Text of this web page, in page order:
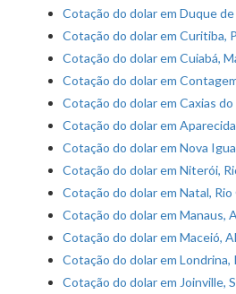
Cotação do dolar em Duque de
Cotação do dolar em Curitiba,
Cotação do dolar em Cuiabá,
Cotação do dolar em
Cotação do dolar em Caxias do
Cotação do dolar em
Cotação do dolar em Nova
Cotação do dolar em Niterói,
Cotação do dolar em Natal,
Cotação do dolar em Manaus,
Cotação do dolar em Maceió,
Cotação do dolar em Londrina,
Cotação do dolar em Joinville,